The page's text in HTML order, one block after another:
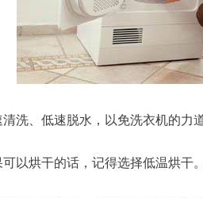
洗、低速脱水，以免洗衣机的力
以烘干的话，记得选择低温烘干